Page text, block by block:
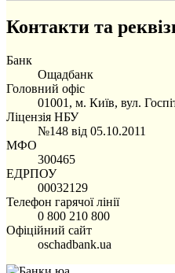
Контакти та
Банк
Ощадбанк
Головний офіс
01001, м. Київ, вул.
Ліцензія НБУ
№148 від 05.10.2011
МФО
300465
ЕДРПОУ
00032129
Телефон гарячої лінії
0 800 210 800
Офіційний сайт
oschadbank.ua